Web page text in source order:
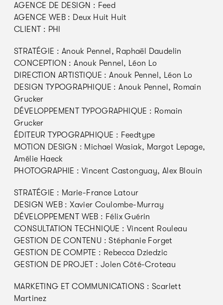
AGENCE DE DESIGN : Feed
AGENCE WEB : Deux Huit Huit
CLIENT : PHI
STRATÉGIE : Anouk Pennel, Raphaël Daudelin
CONCEPTION : Anouk Pennel, Léon Lo
DIRECTION ARTISTIQUE : Anouk Pennel, Léon Lo
DESIGN TYPOGRAPHIQUE : Anouk Pennel, Romain
Grucker
DÉVELOPPEMENT TYPOGRAPHIQUE : Romain
Grucker
ÉDITEUR TYPOGRAPHIQUE : Feedtype
MOTION DESIGN : Michael Wasiak, Margot Lepage,
Amélie Haeck
PHOTOGRAPHIE : Vincent Castonguay, Alex Blouin
STRATÉGIE : Marie-France Latour
DESIGN WEB : Xavier Coulombe-Murray
DÉVELOPPEMENT WEB : Félix Guérin
CONSULTATION TECHNIQUE : Vincent Rouleau
GESTION DE CONTENU : Stéphanie Forget
GESTION DE COMPTE : Rebecca Dziedzic
GESTION DE PROJET : Jolen Côté-Croteau
MARKETING ET COMMUNICATIONS : Scarlett
Martinez